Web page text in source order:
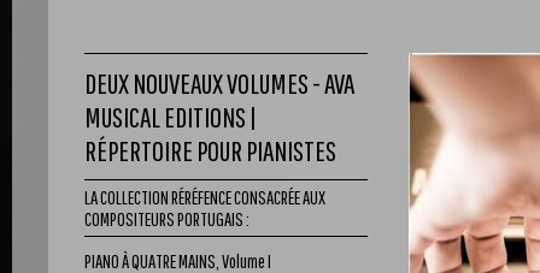
DEUX NOUVEAUX VOLUMES - AVA
MUSICAL EDITIONS |
RÉPERTOIRE POUR PIANISTES
LA COLLECTION RÉRÉFENCE CONSACRÉE AUX
COMPOSITEURS PORTUGAIS :
PIANO À QUATRE MAINS, Volume I